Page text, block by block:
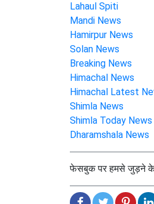
Lahaul Spiti
Mandi News
Hamirpur News
Solan News
Breaking News
Himachal News
Himachal Latest
Shimla News
Shimla Today News
Dharamshala News
फेसबुक पर हमसे जुड़ने के